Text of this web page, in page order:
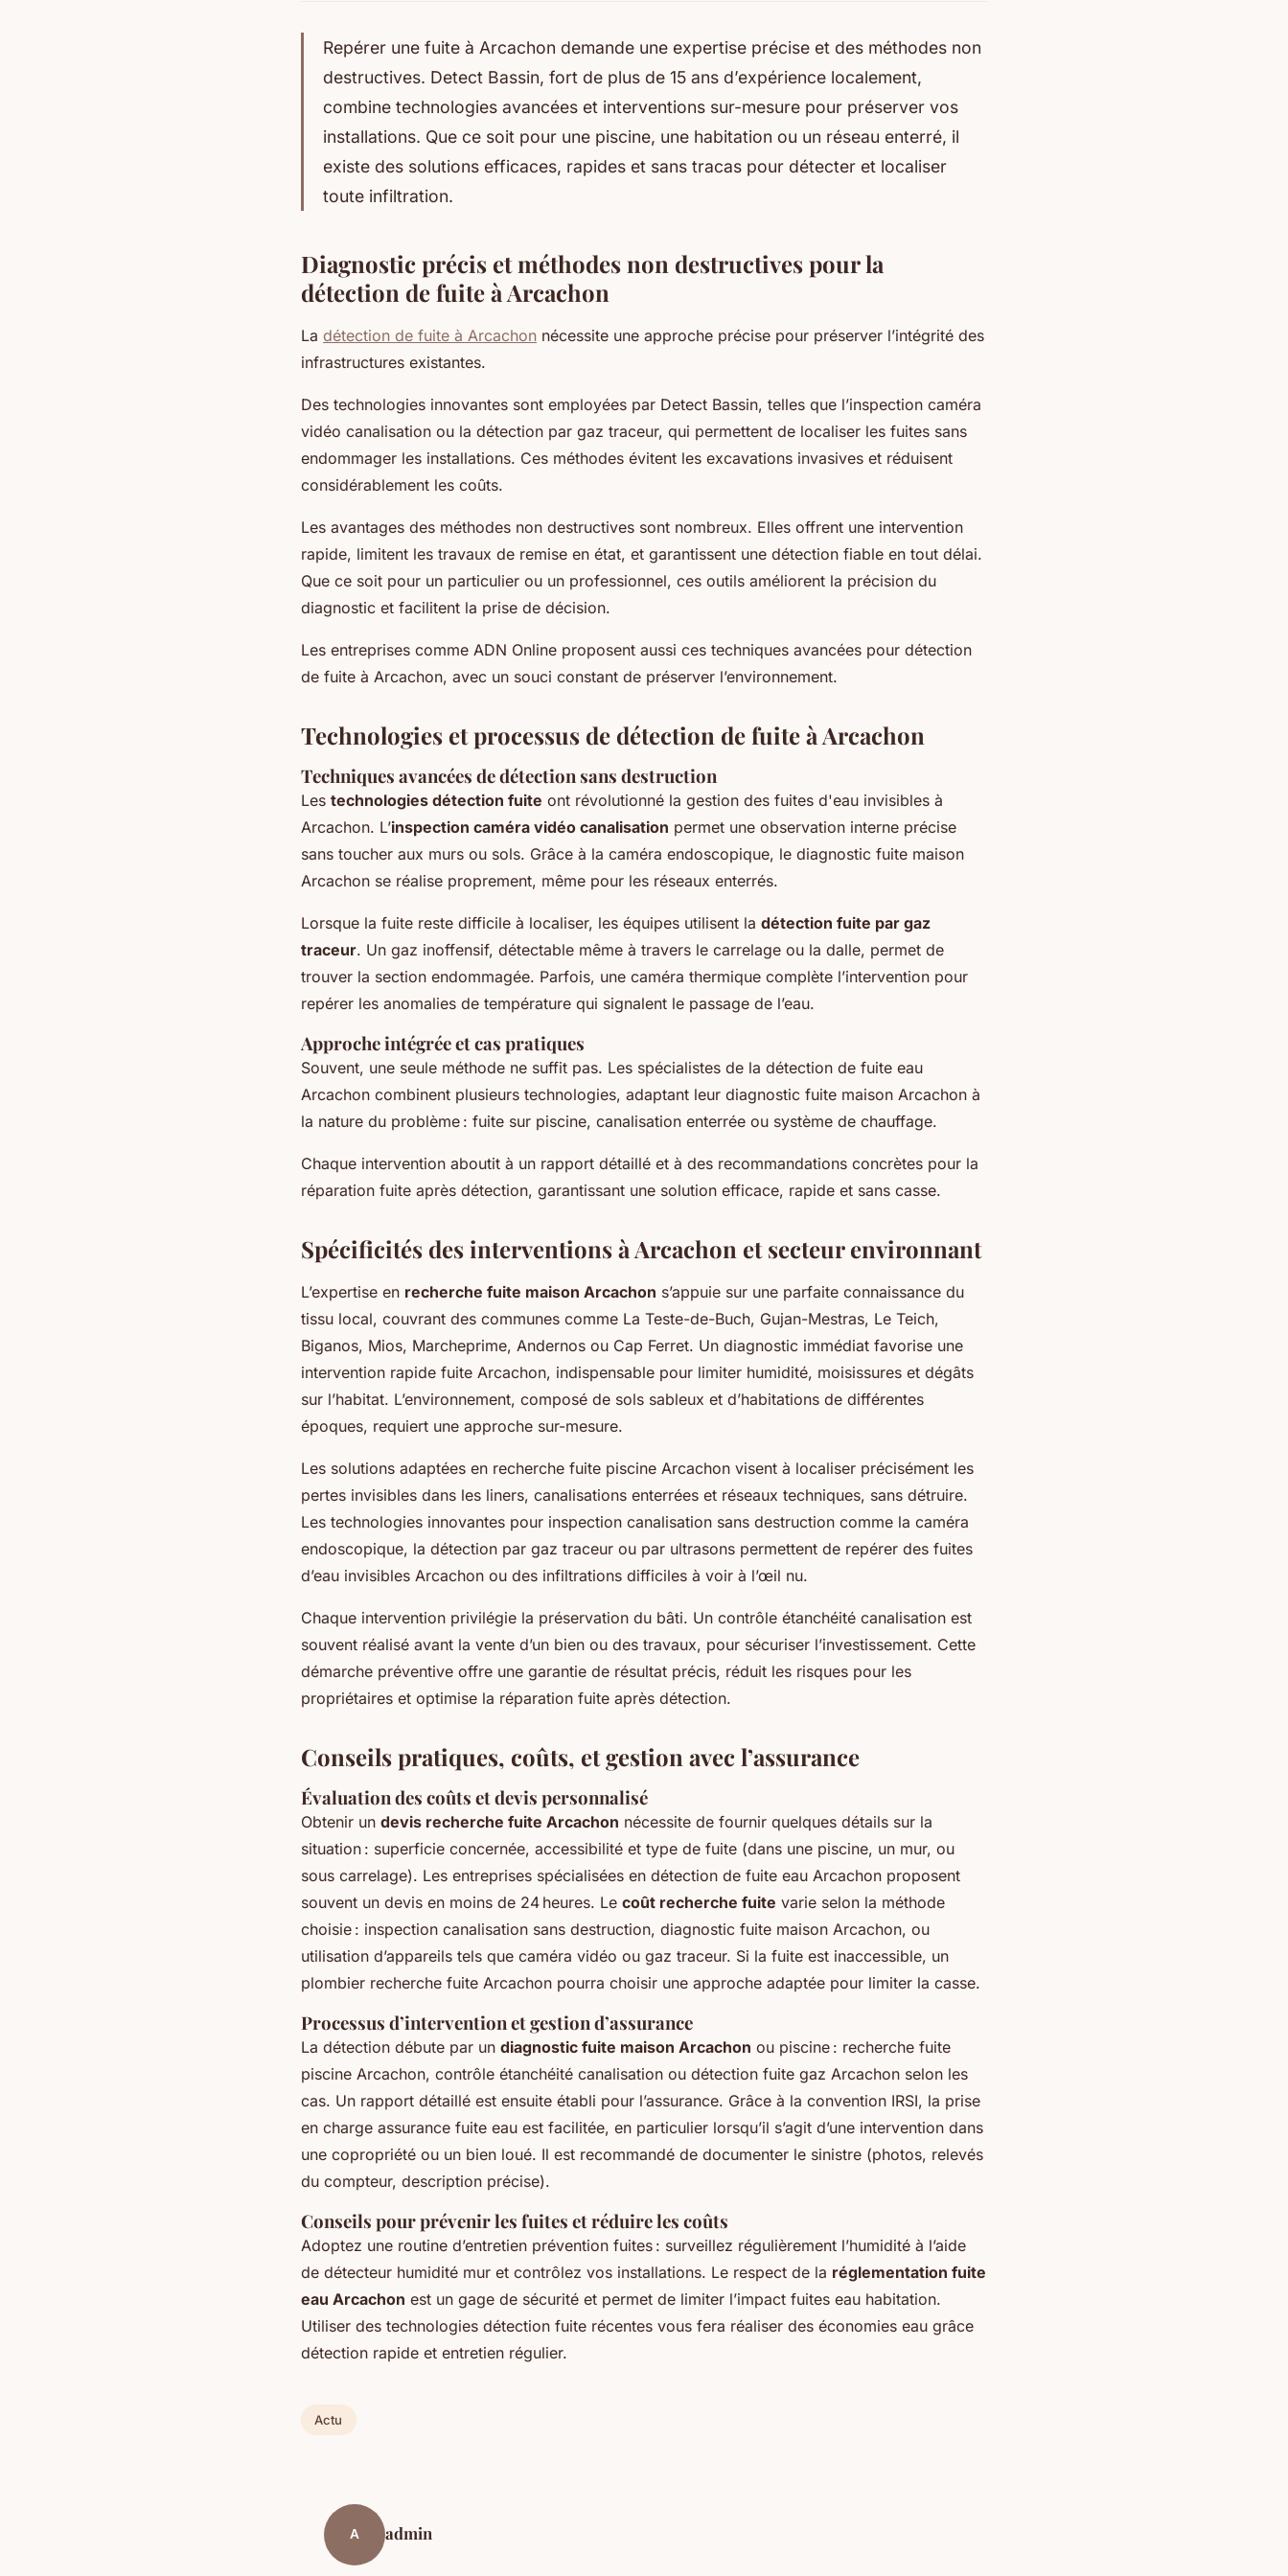
Repérer une fuite à Arcachon demande une expertise précise et des méthodes non
destructives. Detect Bassin, fort de plus de 15 ans d’expérience localement,
combine technologies avancées et interventions sur-mesure pour préserver vos
installations. Que ce soit pour une piscine, une habitation ou un réseau enterré, il
existe des solutions efficaces, rapides et sans tracas pour détecter et localiser
toute infiltration.
Diagnostic précis et méthodes non destructives pour la
détection de fuite à Arcachon
La détection de fuite à Arcachon nécessite une approche précise pour préserver l’intégrité des
infrastructures existantes.
Des technologies innovantes sont employées par Detect Bassin, telles que l’inspection caméra
vidéo canalisation ou la détection par gaz traceur, qui permettent de localiser les fuites sans
endommager les installations. Ces méthodes évitent les excavations invasives et réduisent
considérablement les coûts.
Les avantages des méthodes non destructives sont nombreux. Elles offrent une intervention
rapide, limitent les travaux de remise en état, et garantissent une détection fiable en tout délai.
Que ce soit pour un particulier ou un professionnel, ces outils améliorent la précision du
diagnostic et facilitent la prise de décision.
Les entreprises comme ADN Online proposent aussi ces techniques avancées pour détection
de fuite à Arcachon, avec un souci constant de préserver l’environnement.
Technologies et processus de détection de fuite à Arcachon
Techniques avancées de détection sans destruction
Les technologies détection fuite ont révolutionné la gestion des fuites d'eau invisibles à
Arcachon. L’inspection caméra vidéo canalisation permet une observation interne précise
sans toucher aux murs ou sols. Grâce à la caméra endoscopique, le diagnostic fuite maison
Arcachon se réalise proprement, même pour les réseaux enterrés.
Lorsque la fuite reste difficile à localiser, les équipes utilisent la détection fuite par gaz
traceur. Un gaz inoffensif, détectable même à travers le carrelage ou la dalle, permet de
trouver la section endommagée. Parfois, une caméra thermique complète l’intervention pour
repérer les anomalies de température qui signalent le passage de l’eau.
Approche intégrée et cas pratiques
Souvent, une seule méthode ne suffit pas. Les spécialistes de la détection de fuite eau
Arcachon combinent plusieurs technologies, adaptant leur diagnostic fuite maison Arcachon à
la nature du problème : fuite sur piscine, canalisation enterrée ou système de chauffage.
Chaque intervention aboutit à un rapport détaillé et à des recommandations concrètes pour la
réparation fuite après détection, garantissant une solution efficace, rapide et sans casse.
Spécificités des interventions à Arcachon et secteur environnant
L’expertise en recherche fuite maison Arcachon s’appuie sur une parfaite connaissance du
tissu local, couvrant des communes comme La Teste-de-Buch, Gujan-Mestras, Le Teich,
Biganos, Mios, Marcheprime, Andernos ou Cap Ferret. Un diagnostic immédiat favorise une
intervention rapide fuite Arcachon, indispensable pour limiter humidité, moisissures et dégâts
sur l’habitat. L’environnement, composé de sols sableux et d’habitations de différentes
époques, requiert une approche sur-mesure.
Les solutions adaptées en recherche fuite piscine Arcachon visent à localiser précisément les
pertes invisibles dans les liners, canalisations enterrées et réseaux techniques, sans détruire.
Les technologies innovantes pour inspection canalisation sans destruction comme la caméra
endoscopique, la détection par gaz traceur ou par ultrasons permettent de repérer des fuites
d’eau invisibles Arcachon ou des infiltrations difficiles à voir à l’œil nu.
Chaque intervention privilégie la préservation du bâti. Un contrôle étanchéité canalisation est
souvent réalisé avant la vente d’un bien ou des travaux, pour sécuriser l’investissement. Cette
démarche préventive offre une garantie de résultat précis, réduit les risques pour les
propriétaires et optimise la réparation fuite après détection.
Conseils pratiques, coûts, et gestion avec l’assurance
Évaluation des coûts et devis personnalisé
Obtenir un devis recherche fuite Arcachon nécessite de fournir quelques détails sur la
situation : superficie concernée, accessibilité et type de fuite (dans une piscine, un mur, ou
sous carrelage). Les entreprises spécialisées en détection de fuite eau Arcachon proposent
souvent un devis en moins de 24 heures. Le coût recherche fuite varie selon la méthode
choisie : inspection canalisation sans destruction, diagnostic fuite maison Arcachon, ou
utilisation d’appareils tels que caméra vidéo ou gaz traceur. Si la fuite est inaccessible, un
plombier recherche fuite Arcachon pourra choisir une approche adaptée pour limiter la casse.
Processus d’intervention et gestion d’assurance
La détection débute par un diagnostic fuite maison Arcachon ou piscine : recherche fuite
piscine Arcachon, contrôle étanchéité canalisation ou détection fuite gaz Arcachon selon les
cas. Un rapport détaillé est ensuite établi pour l’assurance. Grâce à la convention IRSI, la prise
en charge assurance fuite eau est facilitée, en particulier lorsqu’il s’agit d’une intervention dans
une copropriété ou un bien loué. Il est recommandé de documenter le sinistre (photos, relevés
du compteur, description précise).
Conseils pour prévenir les fuites et réduire les coûts
Adoptez une routine d’entretien prévention fuites : surveillez régulièrement l’humidité à l’aide
de détecteur humidité mur et contrôlez vos installations. Le respect de la réglementation fuite
eau Arcachon est un gage de sécurité et permet de limiter l’impact fuites eau habitation.
Utiliser des technologies détection fuite récentes vous fera réaliser des économies eau grâce
détection rapide et entretien régulier.
Actu
A admin